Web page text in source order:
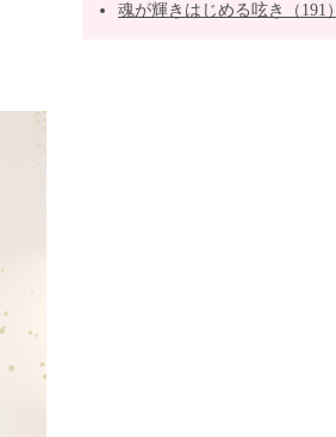
魂が輝きはじめる呟き（191）